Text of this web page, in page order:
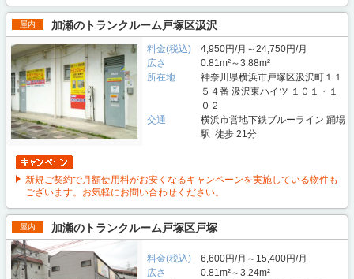
屋内 加瀬のトランクルーム戸塚区汲沢
料金(税込)
4,950円/月～24,750円/月
広さ
0.81m²～3.88m²
所在地
神奈川県横浜市戸塚区汲沢町１１
５４番 汲沢東ハイツ １０１・１
０２
交通
横浜市営地下鉄ブルーライン 踊場
駅 徒歩 21分
新規ご契約で月額使用料がお安くなるキャンペーンを実施している物件も
ございます。お気軽にお問い合わせください。
屋内 加瀬のトランクルーム戸塚区戸塚
料金(税込)
6,600円/月～15,400円/月
広さ
0.81m²～3.24m²